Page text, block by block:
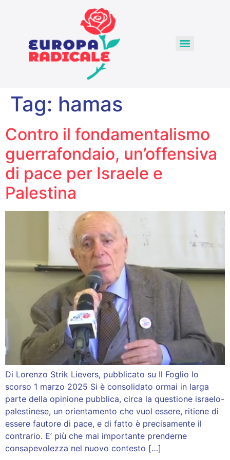
Tag: hamas
Contro il fondamentalismo
guerrafondaio, un’offensiva
di pace per Israele e
Palestina
Di Lorenzo Strik Lievers, pubblicato su Il Foglio lo
scorso 1 marzo 2025 Si è consolidato ormai in larga
parte della opinione pubblica, circa la questione israelo-
palestinese, un orientamento che vuol essere, ritiene di
essere fautore di pace, e di fatto è precisamente il
contrario. E’ più che mai importante prenderne
consapevolezza nel nuovo contesto […]